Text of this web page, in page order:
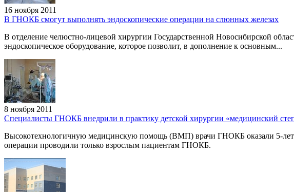
16 ноября 2011
В ГНОКБ смогут выполнять эндоскопические операции на слюнных железах
В отделение челюстно-лицевой хирургии Государственной Новосибирской
эндоскопическое оборудование, которое позволит, в дополнение к основным...
8 ноября 2011
Специалисты ГНОКБ внедрили в практику детской хирургии «медицинский
Высокотехнологичную медицинскую помощь (ВМП) врачи ГНОКБ оказали 5-
операции проводили только взрослым пациентам ГНОКБ.